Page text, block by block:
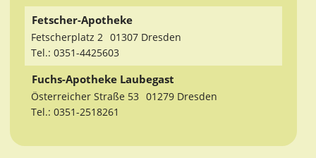
Fetscher-Apotheke
Fetscherplatz 2 01307 Dresden
Tel.: 0351-4425603
Fuchs-Apotheke Laubegast
Österreicher Straße 53 01279 Dresden
Tel.: 0351-2518261